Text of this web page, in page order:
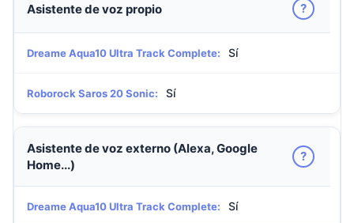
Asistente de voz propio ?
Dreame Aqua10 Ultra Track Complete: Sí
Roborock Saros 20 Sonic: Sí
Asistente de voz externo (Alexa, Google
Home...)
?
Dreame Aqua10 Ultra Track Complete: Sí